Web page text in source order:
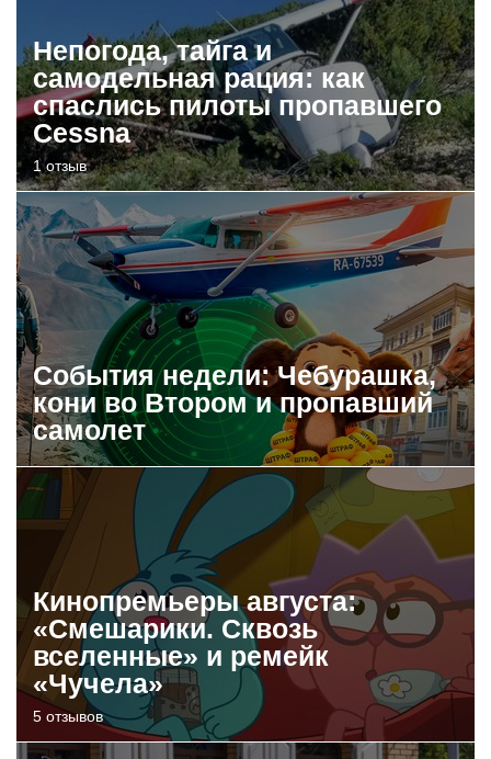
Непогода, тайга и
самодельная рация: как
спаслись пилоты пропавшего
Cessna
1 отзыв
События недели: Чебурашка,
кони во Втором и пропавший
самолет
Кинопремьеры августа:
«Смешарики. Сквозь
вселенные» и ремейк
«Чучела»
5 отзывов